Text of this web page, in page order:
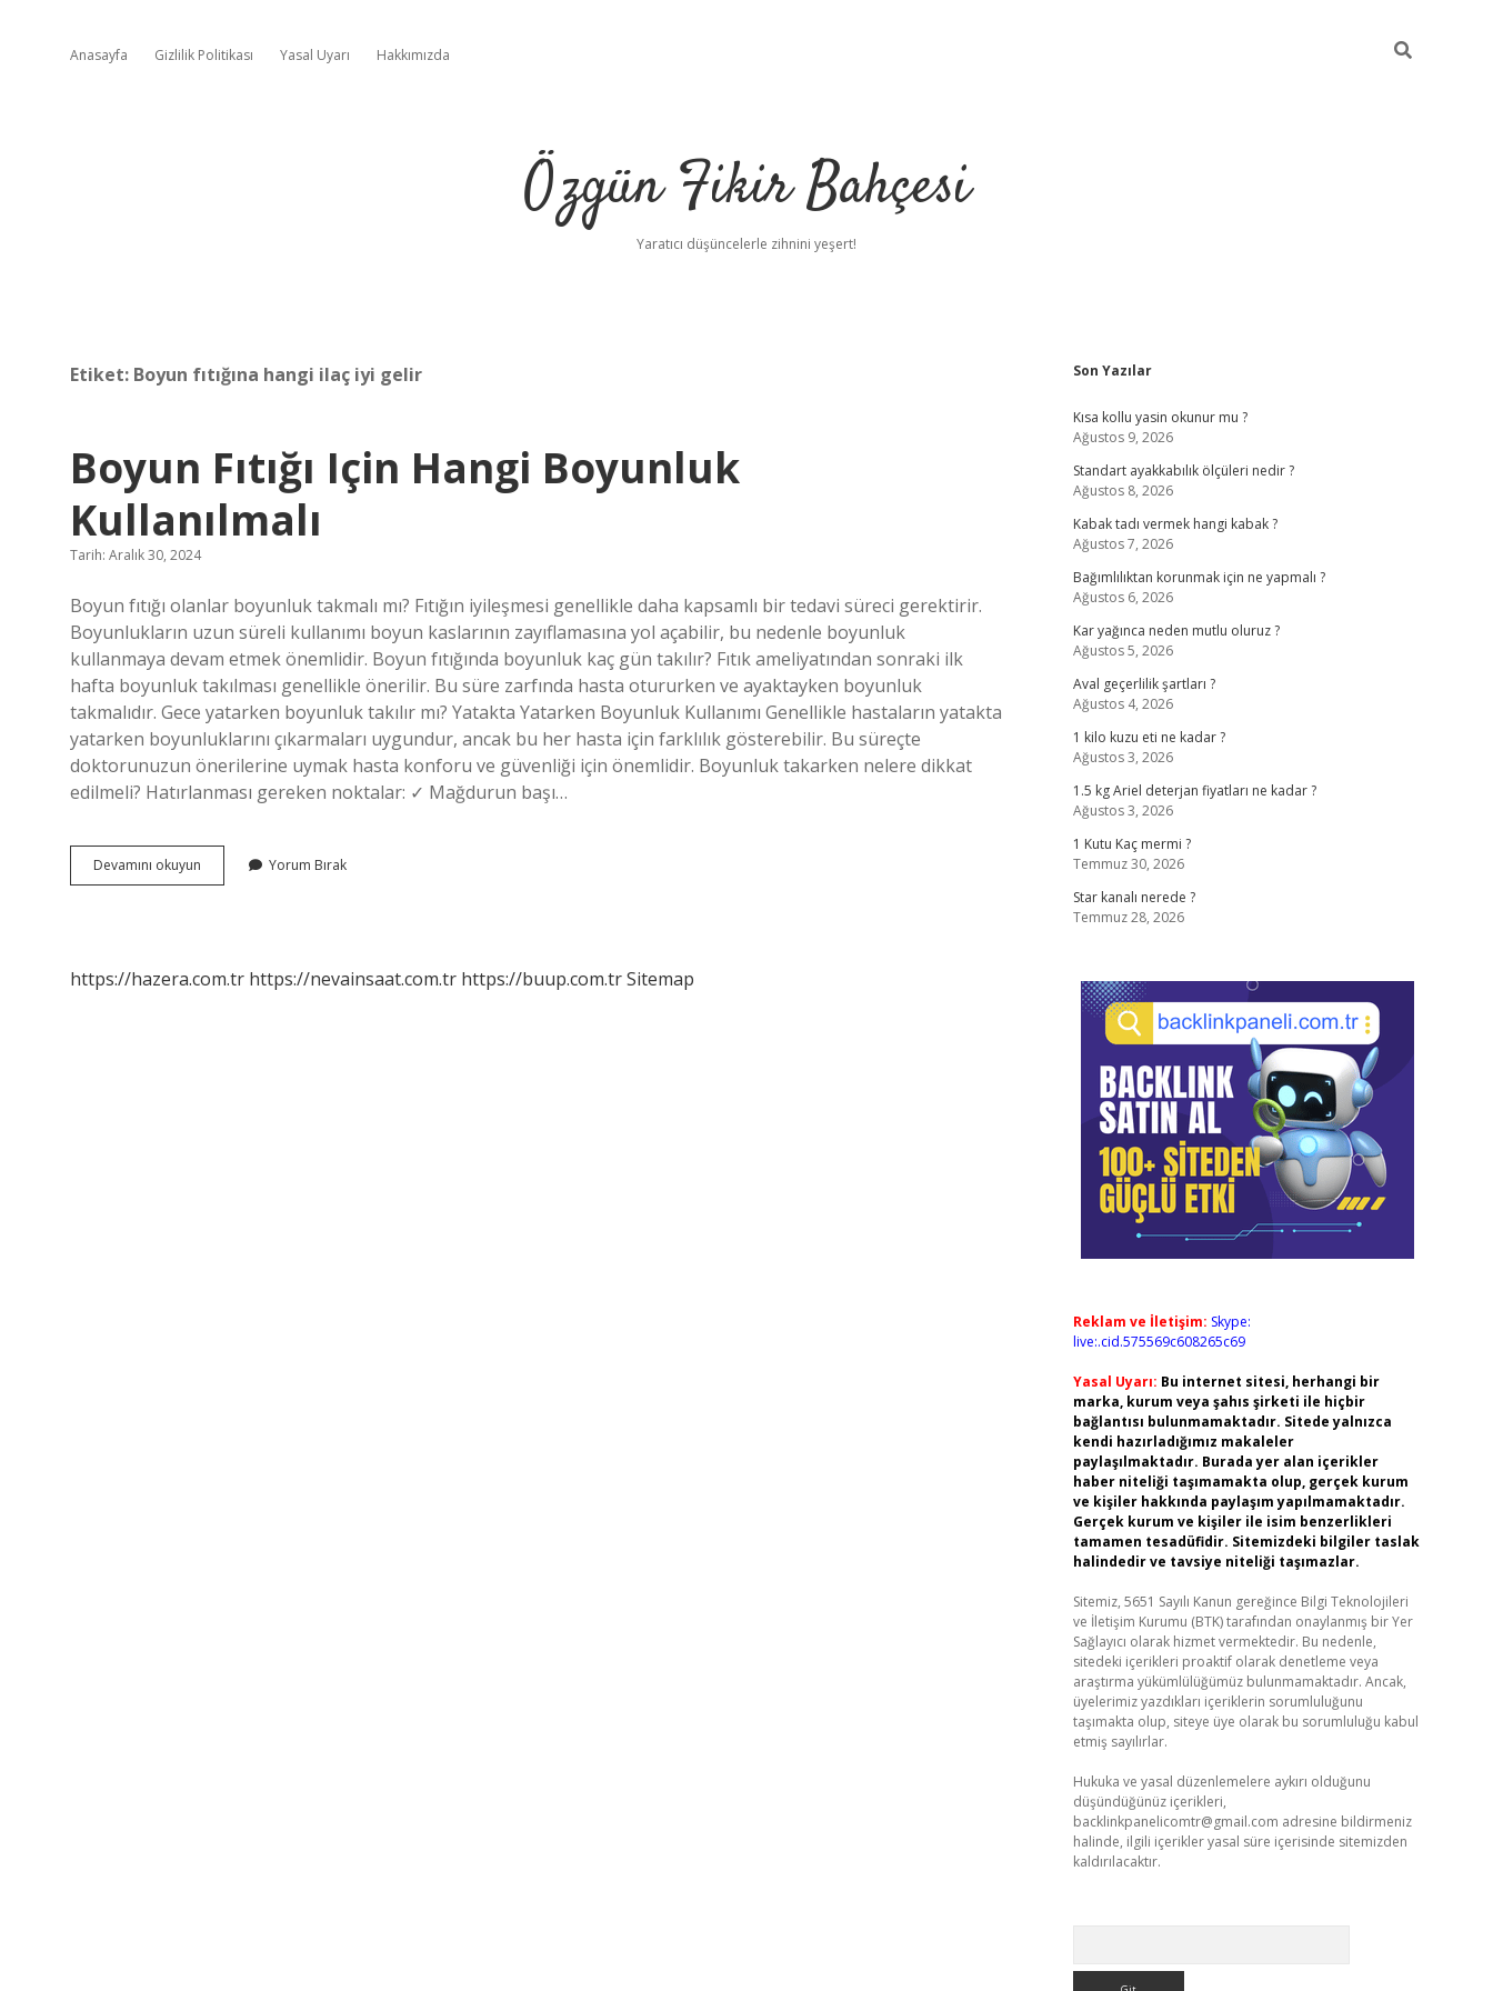
Anasayfa Gizlilik Politikası Yasal Uyarı Hakkımızda
Özgün Fikir Bahçesi
Yaratıcı düşüncelerle zihnini yeşert!
Etiket: Boyun fıtığına hangi ilaç iyi gelir
Boyun Fıtığı Için Hangi Boyunluk
Kullanılmalı
Tarih: Aralık 30, 2024
Boyun fıtığı olanlar boyunluk takmalı mı? Fıtığın iyileşmesi genellikle daha kapsamlı bir tedavi süreci gerektirir.
Boyunlukların uzun süreli kullanımı boyun kaslarının zayıflamasına yol açabilir, bu nedenle boyunluk
kullanmaya devam etmek önemlidir. Boyun fıtığında boyunluk kaç gün takılır? Fıtık ameliyatından sonraki ilk
hafta boyunluk takılması genellikle önerilir. Bu süre zarfında hasta otururken ve ayaktayken boyunluk
takmalıdır. Gece yatarken boyunluk takılır mı? Yatakta Yatarken Boyunluk Kullanımı Genellikle hastaların yatakta
yatarken boyunluklarını çıkarmaları uygundur, ancak bu her hasta için farklılık gösterebilir. Bu süreçte
doktorunuzun önerilerine uymak hasta konforu ve güvenliği için önemlidir. Boyunluk takarken nelere dikkat
edilmeli? Hatırlanması gereken noktalar: ✓ Mağdurun başı…
Devamını okuyun
Fıtığı
Yorum Bırak
https://hazera.com.tr https://nevainsaat.com.tr https://buup.com.trSitemap
Sidebar
Son Yazılar
Kısa kollu yasin okunur mu ?
Ağustos 9, 2026
Standart ayakkabılık ölçüleri nedir ?
Ağustos 8, 2026
Kabak tadı vermek hangi kabak ?
Ağustos 7, 2026
Bağımlılıktan korunmak için ne yapmalı ?
Ağustos 6, 2026
Kar yağınca neden mutlu oluruz ?
Ağustos 5, 2026
Aval geçerlilik şartları ?
Ağustos 4, 2026
1 kilo kuzu eti ne kadar ?
Ağustos 3, 2026
1.5 kg Ariel deterjan fiyatları ne kadar ?
Ağustos 3, 2026
1 Kutu Kaç mermi ?
Temmuz 30, 2026
Star kanalı nerede ?
Temmuz 28, 2026
Reklam ve İletişim: Skype:
live:.cid.575569c608265c69
Yasal Uyarı: Bu internet sitesi, herhangi bir
marka, kurum veya şahıs şirketi ile hiçbir
bağlantısı bulunmamaktadır. Sitede yalnızca
kendi hazırladığımız makaleler
paylaşılmaktadır. Burada yer alan içerikler
haber niteliği taşımamakta olup, gerçek kurum
ve kişiler hakkında paylaşım yapılmamaktadır.
Gerçek kurum ve kişiler ile isim benzerlikleri
tamamen tesadüfidir. Sitemizdeki bilgiler taslak
halindedir ve tavsiye niteliği taşımazlar.
Sitemiz, 5651 Sayılı Kanun gereğince Bilgi Teknolojileri
ve İletişim Kurumu (BTK) tarafından onaylanmış bir Yer
Sağlayıcı olarak hizmet vermektedir. Bu nedenle,
sitedeki içerikleri proaktif olarak denetleme veya
araştırma yükümlülüğümüz bulunmamaktadır. Ancak,
üyelerimiz yazdıkları içeriklerin sorumluluğunu
taşımakta olup, siteye üye olarak bu sorumluluğu kabul
etmiş sayılırlar.
Hukuka ve yasal düzenlemelere aykırı olduğunu
düşündüğünüz içerikleri,
backlinkpanelicomtr@gmail.com adresine bildirmeniz
halinde, ilgili içerikler yasal süre içerisinde sitemizden
kaldırılacaktır.